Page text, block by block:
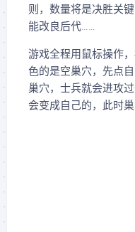
则，数量将是决胜关
能改良后代……
游戏全程用鼠标操作
色的是空巢穴，先点
巢穴，士兵就会进攻
会变成自己的，此时